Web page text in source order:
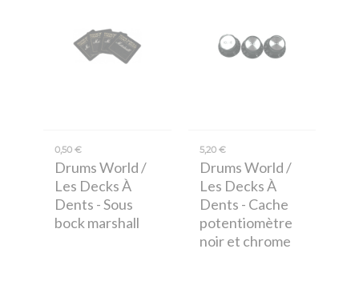
0,50 €
Drums World /
Les Decks À
Dents - Sous
bock marshall
5,20 €
Drums World /
Les Decks À
Dents - Cache
potentiomètre
noir et chrome